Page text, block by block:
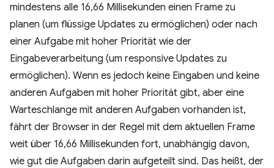
mindestens alle 16,66 Millisekunden einen Frame zu
planen (um flüssige Updates zu ermöglichen) oder nach
einer Aufgabe mit hoher Priorität wie der
Eingabeverarbeitung (um responsive Updates zu
ermöglichen). Wenn es jedoch keine Eingaben und keine
anderen Aufgaben mit hoher Priorität gibt, aber eine
Warteschlange mit anderen Aufgaben vorhanden ist,
fährt der Browser in der Regel mit dem aktuellen Frame
weit über 16,66 Millisekunden fort, unabhängig davon,
wie gut die Aufgaben darin aufgeteilt sind. Das heißt, der